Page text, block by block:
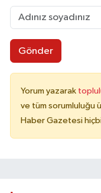
Gönder
Yorum yazarak
ve tüm sorumluluğu
Haber Gazetesi